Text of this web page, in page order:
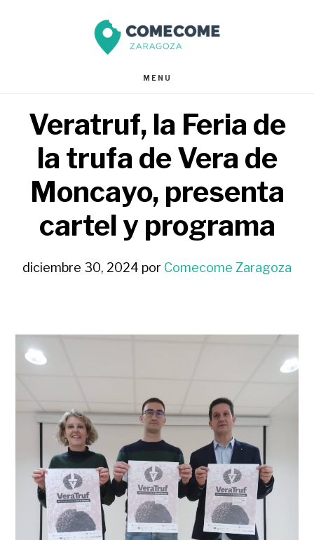
página
MENU
Veratruf, la Feria de
la trufa de Vera de
Moncayo, presenta
cartel y programa
diciembre 30, 2024 por Comecome Zaragoza